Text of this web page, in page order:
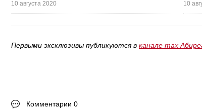
10 августа 2020 10
Первыми эксклюзивы публикуются в канале max
Комментарии 0